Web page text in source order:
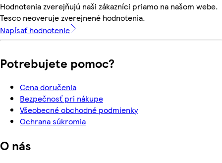
Hodnotenia zverejňujú naši zákazníci priamo na našom webe.
Tesco neoveruje zverejnené hodnotenia.
Napísať hodnotenie
Potrebujete pomoc?
Cena doručenia
Bezpečnosť pri nákupe
Všeobecné obchodné podmienky
Ochrana súkromia
O nás